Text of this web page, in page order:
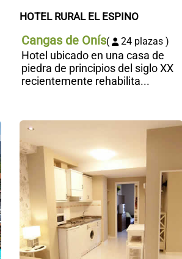
HOTEL RURAL EL ESPINO
Cangas de Onís( 24 plazas )
Hotel ubicado en una casa de
piedra de principios del siglo XX
recientemente rehabilita...
Camping
Ribadesella